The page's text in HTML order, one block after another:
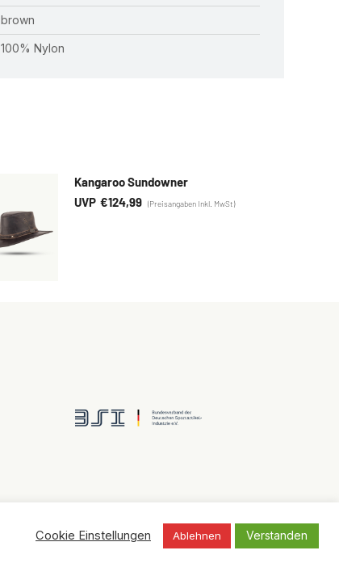
brown
100% Nylon
Kangaroo Sundowner
€124,99
Cookie Einstellungen Ablehnen Verstanden